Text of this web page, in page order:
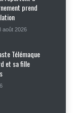
prend
août 2026
Télémaque
et sa fille